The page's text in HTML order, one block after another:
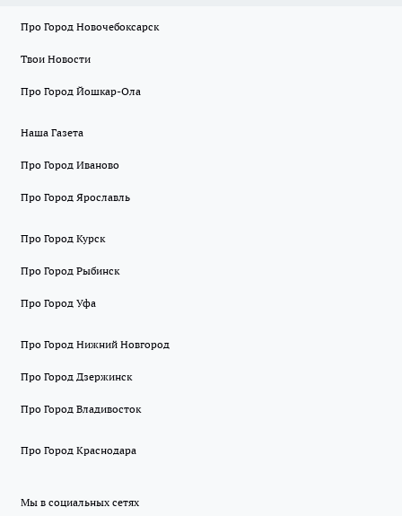
Про Город Новочебоксарск
Твои Новости
Про Город Йошкар-Ола
Наша Газета
Про Город Иваново
Про Город Ярославль
Про Город Курск
Про Город Рыбинск
Про Город Уфа
Про Город Нижний Новгород
Про Город Дзержинск
Про Город Владивосток
Про Город Краснодара
Мы в социальных сетях